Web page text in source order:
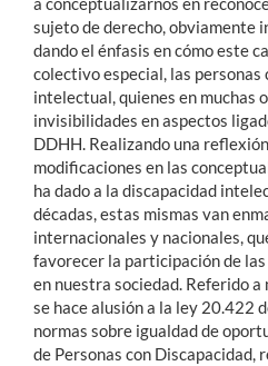
sujeto de derecho, obviamente
dando el énfasis en cómo este
colectivo especial, las personas
intelectual, quienes en muchas
invisibilidades en aspectos
DDHH. Realizando una
modificaciones en las
ha dado a la discapacidad
décadas, estas mismas van
internacionales y nacionales,
favorecer la participación de
en nuestra sociedad. Referido
se hace alusión a la ley 20.422
normas sobre igualdad de
de Personas con Discapacidad,